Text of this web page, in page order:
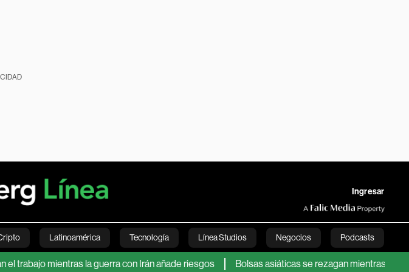
Ingresar
Latinoamérica Tecnología Línea Studios Negocios Podcasts
vida Mundo Videos English
mientras la guerra con Irán añade riesgos Bolsas asiáticas se rezagan mientras los